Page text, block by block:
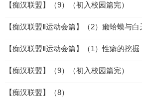
【痴汉联盟】（9）（初入校园篇完）
【痴汉联盟Ⅱ运动会篇】（2）癞蛤蟆与白
【痴汉联盟Ⅱ运动会篇】（1）性癖的挖掘
【痴汉联盟】（9）（初入校园篇完）
【痴汉联盟】（8）